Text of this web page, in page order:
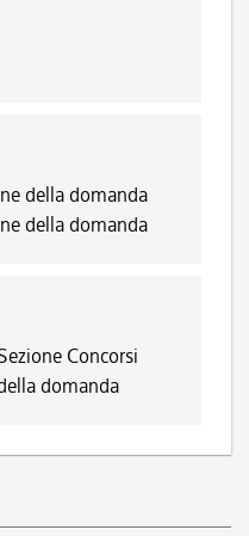
della domanda
della domanda
Concorsi
domanda